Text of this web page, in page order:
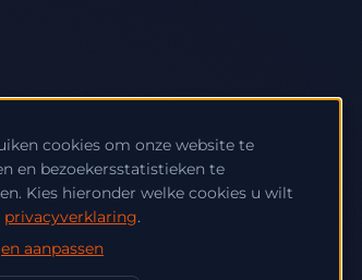
cookies om onze website te
en bezoekersstatistieken te
Kies hieronder welke cookies u wilt
privacyverklaring.
aanpassen